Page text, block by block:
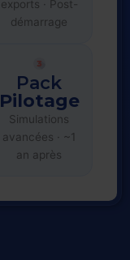
exports · Post-
démarrage
Pack
Pilotage
Simulations
avancées · ~1
an après